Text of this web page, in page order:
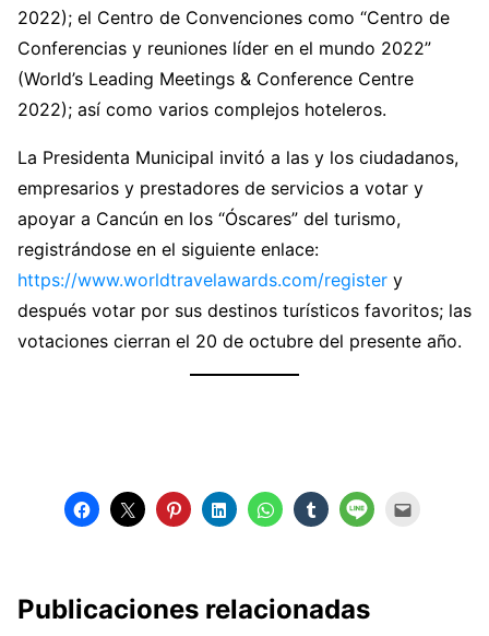
2022); el Centro de Convenciones como “Centro de
Conferencias y reuniones líder en el mundo 2022”
(World’s Leading Meetings & Conference Centre
2022); así como varios complejos hoteleros.
La Presidenta Municipal invitó a las y los ciudadanos,
empresarios y prestadores de servicios a votar y
apoyar a Cancún en los “Óscares” del turismo,
registrándose en el siguiente enlace:
https://www.worldtravelawards.com/register y
después votar por sus destinos turísticos favoritos; las
votaciones cierran el 20 de octubre del presente año.
Publicaciones relacionadas